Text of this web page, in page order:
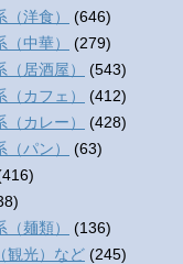
洋食）
(646)
中華）
(279)
居酒屋）
(543)
カフェ）
(412)
カレー）
(428)
パン）
(63)
麺類）
(136)
観光）など (245)